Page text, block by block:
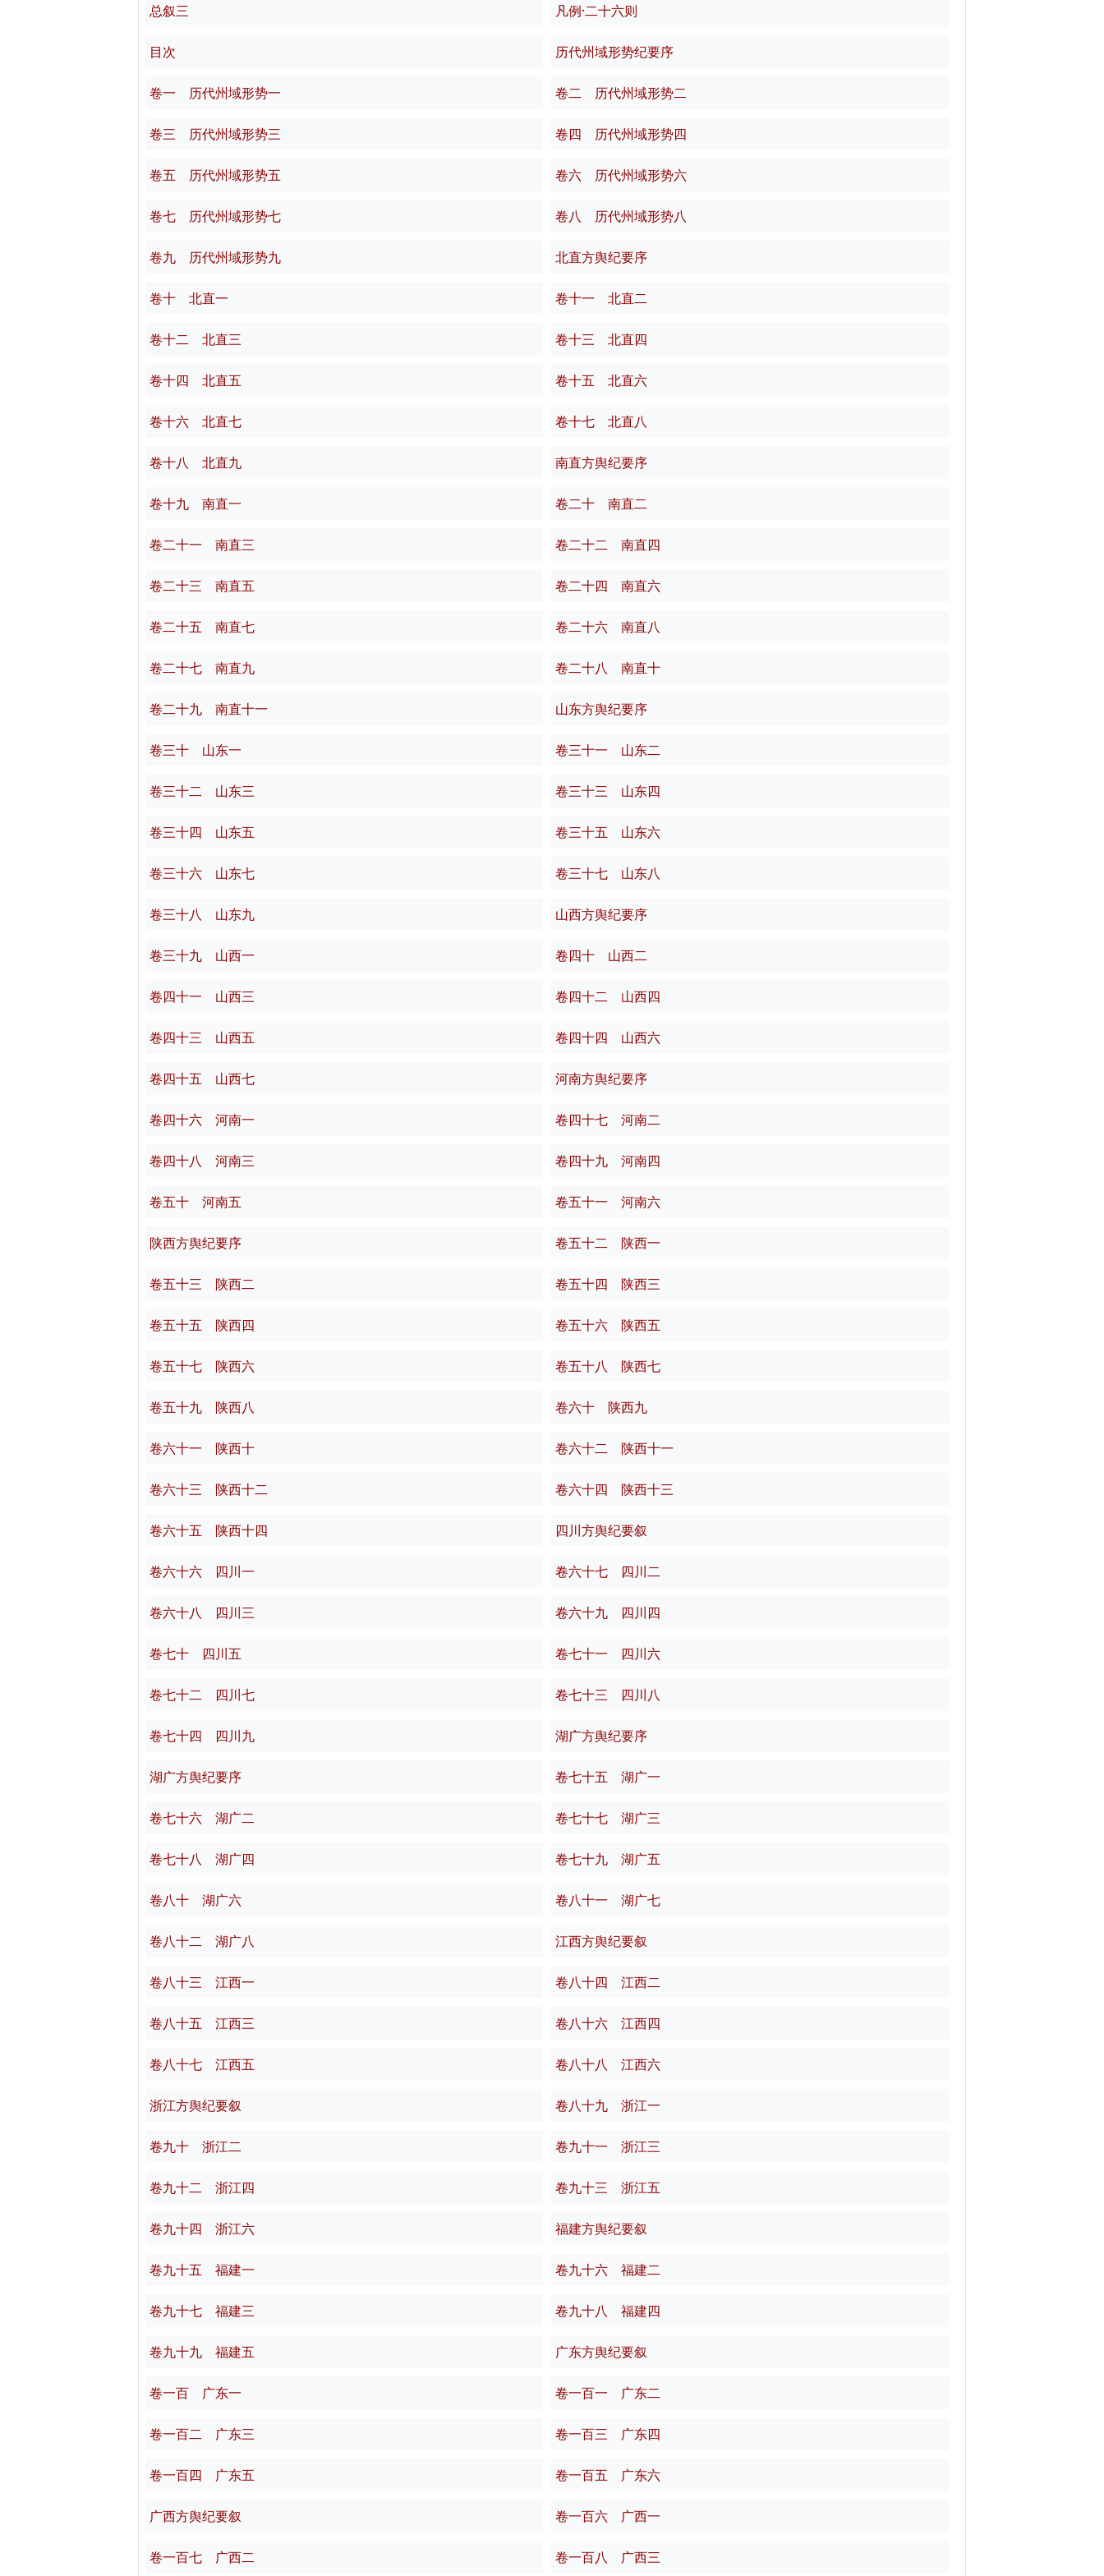
总叙三 凡例·二十六则
目次 历代州域形势纪要序
卷一 历代州域形势一 卷二 历代州域形势二
卷三 历代州域形势三 卷四 历代州域形势四
卷五 历代州域形势五 卷六 历代州域形势六
卷七 历代州域形势七 卷八 历代州域形势八
卷九 历代州域形势九 北直方舆纪要序
卷十 北直一 卷十一 北直二
卷十二 北直三 卷十三 北直四
卷十四 北直五 卷十五 北直六
卷十六 北直七 卷十七 北直八
卷十八 北直九 南直方舆纪要序
卷十九 南直一 卷二十 南直二
卷二十一 南直三 卷二十二 南直四
卷二十三 南直五 卷二十四 南直六
卷二十五 南直七 卷二十六 南直八
卷二十七 南直九 卷二十八 南直十
卷二十九 南直十一 山东方舆纪要序
卷三十 山东一 卷三十一 山东二
卷三十二 山东三 卷三十三 山东四
卷三十四 山东五 卷三十五 山东六
卷三十六 山东七 卷三十七 山东八
卷三十八 山东九 山西方舆纪要序
卷三十九 山西一 卷四十 山西二
卷四十一 山西三 卷四十二 山西四
卷四十三 山西五 卷四十四 山西六
卷四十五 山西七 河南方舆纪要序
卷四十六 河南一 卷四十七 河南二
卷四十八 河南三 卷四十九 河南四
卷五十 河南五 卷五十一 河南六
陕西方舆纪要序 卷五十二 陕西一
卷五十三 陕西二 卷五十四 陕西三
卷五十五 陕西四 卷五十六 陕西五
卷五十七 陕西六 卷五十八 陕西七
卷五十九 陕西八 卷六十 陕西九
卷六十一 陕西十 卷六十二 陕西十一
卷六十三 陕西十二 卷六十四 陕西十三
卷六十五 陕西十四 四川方舆纪要叙
卷六十六 四川一 卷六十七 四川二
卷六十八 四川三 卷六十九 四川四
卷七十 四川五 卷七十一 四川六
卷七十二 四川七 卷七十三 四川八
卷七十四 四川九 湖广方舆纪要序
湖广方舆纪要序 卷七十五 湖广一
卷七十六 湖广二 卷七十七 湖广三
卷七十八 湖广四 卷七十九 湖广五
卷八十 湖广六 卷八十一 湖广七
卷八十二 湖广八 江西方舆纪要叙
卷八十三 江西一 卷八十四 江西二
卷八十五 江西三 卷八十六 江西四
卷八十七 江西五 卷八十八 江西六
浙江方舆纪要叙 卷八十九 浙江一
卷九十 浙江二 卷九十一 浙江三
卷九十二 浙江四 卷九十三 浙江五
卷九十四 浙江六 福建方舆纪要叙
卷九十五 福建一 卷九十六 福建二
卷九十七 福建三 卷九十八 福建四
卷九十九 福建五 广东方舆纪要叙
卷一百 广东一 卷一百一 广东二
卷一百二 广东三 卷一百三 广东四
卷一百四 广东五 卷一百五 广东六
广西方舆纪要叙 卷一百六 广西一
卷一百七 广西二 卷一百八 广西三